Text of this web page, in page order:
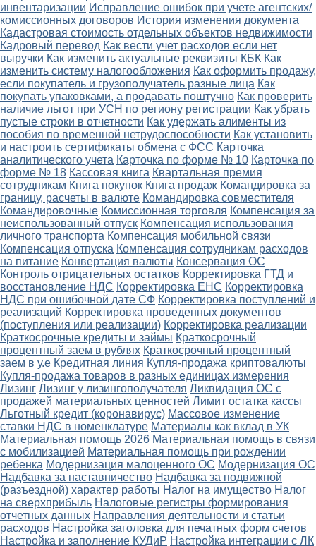
инвентаризации Исправление ошибок при учете агентских/
комиссионных договоров История изменения документа
Кадастровая стоимость отдельных объектов недвижимости
Кадровый перевод Как вести учет расходов если нет
выручки Как изменить актуальные реквизиты КБК Как
изменить систему налогообложения Как оформить продажу,
если покупатель и грузополучатель разные лица Как
покупать упаковками, а продавать поштучно Как проверить
наличие льгот при УСН по региону регистрации Как убрать
пустые строки в отчетности Как удержать алименты из
пособия по временной нетрудоспособности Как установить
и настроить сертификаты обмена с ФСС Карточка
аналитического учета Карточка по форме № 10 Карточка по
форме № 18 Кассовая книга Квартальная премия
сотрудникам Книга покупок Книга продаж Командировка за
границу, расчеты в валюте Командировка совместителя
Командировочные Комиссионная торговля Компенсация за
неиспользованный отпуск Компенсация использования
личного транспорта Компенсация мобильной связи
Компенсация отпуска Компенсация сотрудникам расходов
на питание Конвертация валюты Консервация ОС
Контроль отрицательных остатков Корректировка ГТД и
восстановление НДС Корректировка ЕНС Корректировка
НДС при ошибочной дате СФ Корректировка поступлений и
реализаций Корректировка проведенных документов
(поступления или реализации) Корректировка реализации
Краткосрочные кредиты и займы Краткосрочный
процентный заем в рублях Краткосрочный процентный
заем в у.е Кредитная линия Купля-продажа криптовалюты
Купля-продажа товаров в разных единицах измерения
Лизинг Лизинг у лизингополучателя Ликвидация ОС с
продажей материальных ценностей Лимит остатка кассы
Льготный кредит (коронавирус) Массовое изменение
ставки НДС в номенклатуре Материалы как вклад в УК
Материальная помощь 2026 Материальная помощь в связи
с мобилизацией Материальная помощь при рождении
ребенка Модернизация малоценного ОС Модернизация ОС
Надбавка за наставничество Надбавка за подвижной
(разъездной) характер работы Налог на имущество Налог
на сверхприбыль Налоговые регистры формирования
отчетных данных Направления деятельности и статьи
расходов Настройка заголовка для печатных форм счетов
Настройка и заполнение КУДиР Настройка интеграции с ЛК